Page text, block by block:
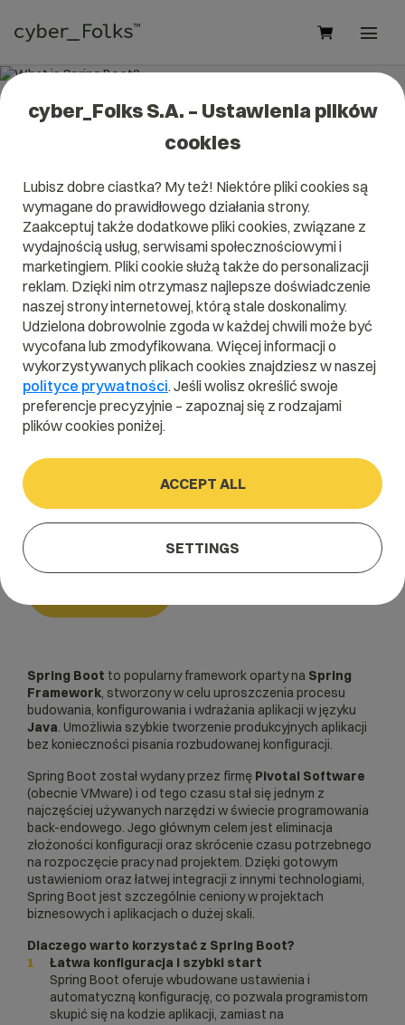
What is Spring Boot?
It will help you better understand what exactly it isSpring
Bootand what is the meaning to you in everyday use.
A B C D E F G H
I
J
K L M N O P Q
R
S
T U V W X Y Z
Home/Dictionary/Backend/Spring Boot
Spring Boot
Spring Boot to popularny framework oparty na Spring
Framework, stworzony w celu uproszczenia procesu
budowania, konfigurowania i wdrażania aplikacji w języku
Java. Umożliwia szybkie tworzenie produkcyjnych aplikacji
bez konieczności pisania rozbudowanej konfiguracji.
Spring Boot został wydany przez firmę Pivotal Software
(obecnie VMware) i od tego czasu stał się jednym z
najczęściej używanych narzędzi w świecie programowania
back-endowego. Jego głównym celem jest eliminacja
złożoności konfiguracji oraz skrócenie czasu potrzebnego
na rozpoczęcie pracy nad projektem. Dzięki gotowym
ustawieniom oraz łatwej integracji z innymi technologiami,
Spring Boot jest szczególnie ceniony w projektach
biznesowych i aplikacjach o dużej skali.
Dlaczego warto korzystać z Spring Boot?
Łatwa konfiguracja i szybki start
Spring Boot oferuje wbudowane ustawienia i
automatyczną konfigurację, co pozwala programistom
skupić się na kodzie aplikacji, zamiast na
cyber_Folks S.A. – Ustawienia plików
cookies
Lubisz dobre ciastka? My też! Niektóre pliki cookies są
wymagane do prawidłowego działania strony.
Zaakceptuj także dodatkowe pliki cookies, związane z
wydajnością usług, serwisami społecznościowymi i
marketingiem. Pliki cookie służą także do personalizacji
reklam. Dzięki nim otrzymasz najlepsze doświadczenie
naszej strony internetowej, którą stale doskonalimy.
Udzielona dobrowolnie zgoda w każdej chwili może być
wycofana lub zmodyfikowana. Więcej informacji o
wykorzystywanych plikach cookies znajdziesz w naszej
polityce prywatności. Jeśli wolisz określić swoje
preferencje precyzyjnie – zapoznaj się z rodzajami
plików cookies poniżej.
ACCEPT ALL
SETTINGS